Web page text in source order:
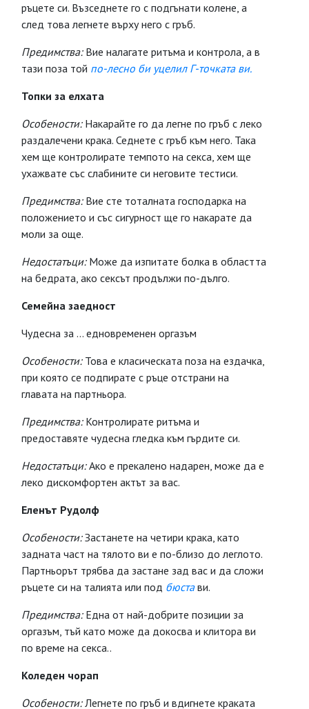
ръцете си. Възседнете го с подгънати колене, а
след това легнете върху него с гръб.
Предимства:Вие налагате ритъма и контрола, а в
тази поза той по-лесно би уцелил Г-точката ви.
Топки за елхата
Особености:Накарайте го да легне по гръб с леко
раздалечени крака. Седнете с гръб към него. Така
хем ще контролирате темпото на секса, хем ще
ухажвате със слабините си неговите тестиси.
Предимства:Вие сте тоталната господарка на
положението и със сигурност ще го накарате да
моли за още.
Недостатъци:Може да изпитате болка в областта
на бедрата, ако сексът продължи по-дълго.
Семейна заедност
Чудесна за ... едновременен оргазъм
Особености:Това е класическата поза на ездачка,
при която се подпирате с ръце отстрани на
главата на партньора.
Предимства:Контролирате ритъма и
предоставяте чудесна гледка към гърдите си.
Недостатъци:Ако е прекалено надарен, може да е
леко дискомфортен актът за вас.
Еленът Рудолф
Особености:Застанете на четири крака, като
задната част на тялото ви е по-близо до леглото.
Партньорът трябва да застане зад вас и да сложи
ръцете си на талията или под бюста ви.
Предимства:Една от най-добрите позиции за
оргазъм, тъй като може да докосва и клитора ви
по време на секса..
Коледен чорап
Особености:Легнете по гръб и вдигнете краката